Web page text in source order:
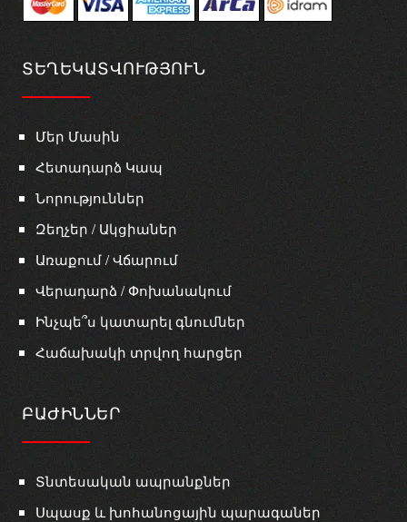
ՏԵՂԵԿԱՏՎՈՒԹՅՈՒՆ
Մեր Մասին
Հետադարձ Կապ
Նորություններ
Զեղչեր / Ակցիաներ
Առաքում / Վճարում
Վերադարձ / Փոխանակում
Ինչպե՞ս կատարել գնումներ
Հաճախակի տրվող հարցեր
ԲԱԺԻՆՆԵՐ
Տնտեսական ապրանքներ
Սպասք և խոհանոցային պարագաներ